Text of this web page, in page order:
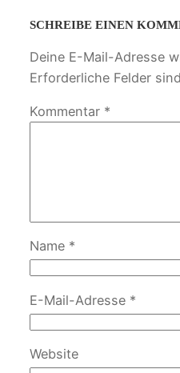
SCHREIBE EINEN
Deine E-Mail-Adresse
Erforderliche Felder
Kommentar *
Name *
E-Mail-Adresse *
Website